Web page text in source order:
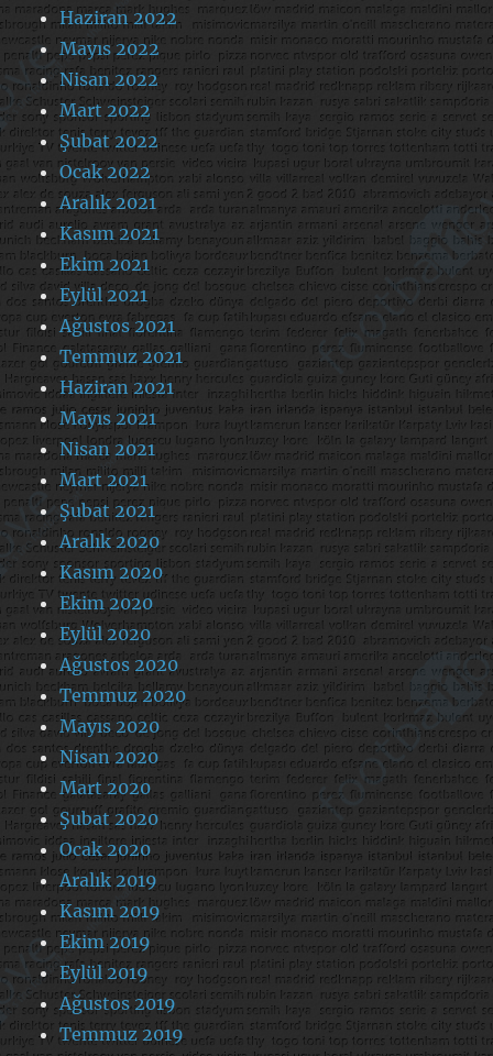
Haziran 2022
Mayıs 2022
Nisan 2022
Mart 2022
Şubat 2022
Ocak 2022
Aralık 2021
Kasım 2021
Ekim 2021
Eylül 2021
Ağustos 2021
Temmuz 2021
Haziran 2021
Mayıs 2021
Nisan 2021
Mart 2021
Şubat 2021
Aralık 2020
Kasım 2020
Ekim 2020
Eylül 2020
Ağustos 2020
Temmuz 2020
Mayıs 2020
Nisan 2020
Mart 2020
Şubat 2020
Ocak 2020
Aralık 2019
Kasım 2019
Ekim 2019
Eylül 2019
Ağustos 2019
Temmuz 2019